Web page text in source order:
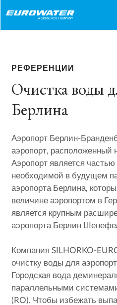
РЕФЕРЕНЦИИ
Очистка воды
Берлина
Аэропорт Берлин-
аэропорт, расположенный
Аэропорт является
необходимой в будущем
аэропорта Берлина,
величине аэропортом в
является крупным
аэропорта Берлин
Компания SILHORKO-
очистку воды для
Городская вода
параллельными
(RO). Чтобы избежать